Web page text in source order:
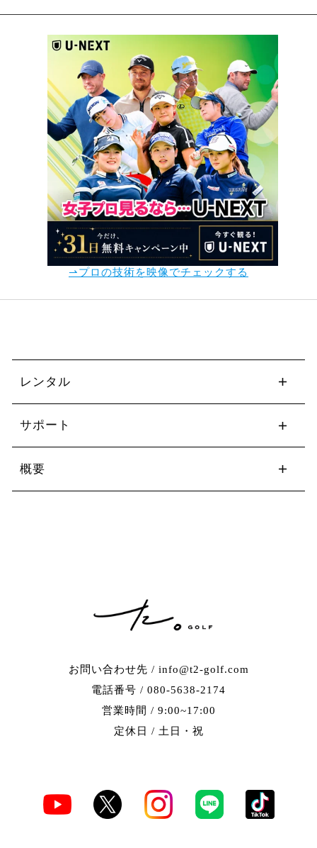
⇀プロの技術を映像でチェックする
お問い合わせ先 / info@t2-golf.com
電話番号 / 080-5638-2174
営業時間 / 9:00~17:00
定休日 / 土日・祝
レンタル
サポート
概要